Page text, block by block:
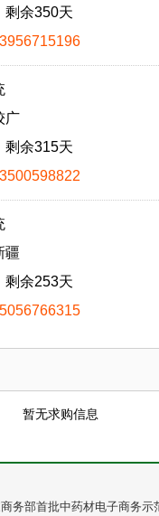
剩余350天
广
剩余315天
疆
剩余253天
暂无求购信息
商务部首批中药材电子商务